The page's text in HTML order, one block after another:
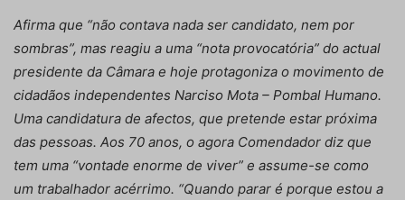
Afirma que “não contava nada ser candidato, nem por
sombras”, mas reagiu a uma “nota provocatória” do actual
presidente da Câmara e hoje protagoniza o movimento de
cidadãos independentes Narciso Mota – Pombal Humano.
Uma candidatura de afectos, que pretende estar próxima
das pessoas. Aos 70 anos, o agora Comendador diz que
tem uma “vontade enorme de viver” e assume-se como
um trabalhador acérrimo. “Quando parar é porque estou a